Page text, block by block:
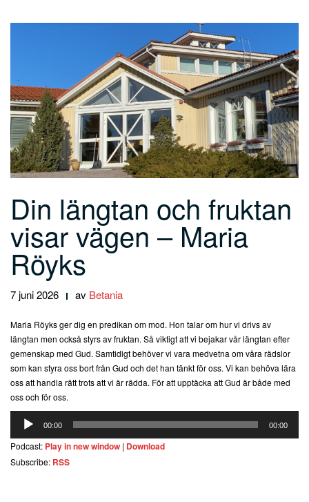
Din längtan och fruktan
visar vägen – Maria
Röyks
7 juni 2026 av Betania
Maria Röyks ger dig en predikan om mod. Hon talar om hur vi drivs av
längtan men också styrs av fruktan. Så viktigt att vi bejakar vår längtan efter
gemenskap med Gud. Samtidigt behöver vi vara medvetna om våra rädslor
som kan styra oss bort från Gud och det han tänkt för oss. Vi kan behöva lära
oss att handla rätt trots att vi är rädda. För att upptäcka att Gud är både med
oss och för oss.
Ljudspelare
00:00 00:00
Podcast: Play in new window | Download
Subscribe: RSS